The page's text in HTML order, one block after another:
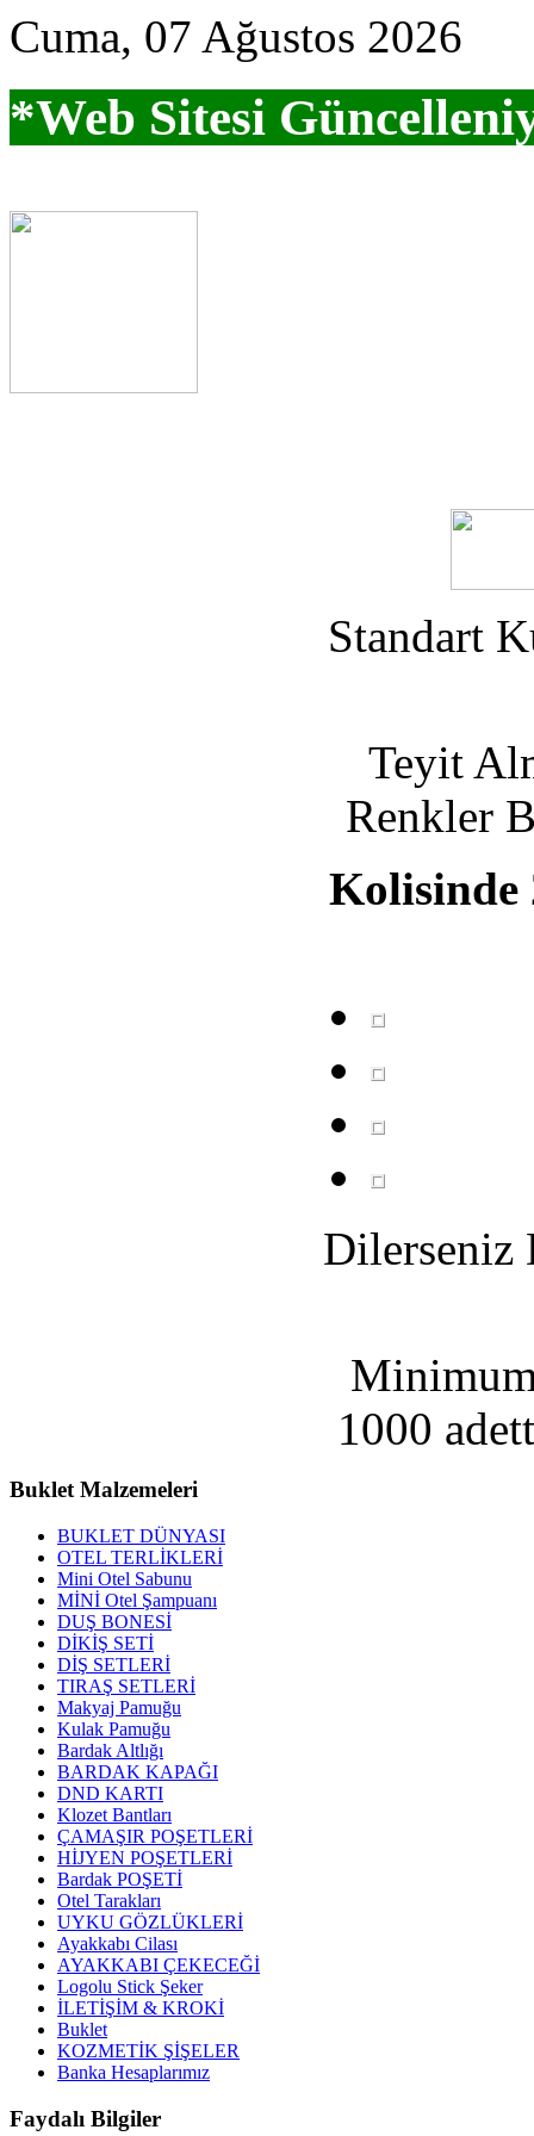
Cuma, 07 Ağustos 2026
*Web Sitesi
Standart
Teyit
Renkler
Kolisinde
Dilerseniz
1000
BukletMalzemeleri
BUKLET DÜNYASI
OTEL TERLİKLERİ
Mini Otel Sabunu
MİNİ Otel Şampuanı
DUŞ BONESİ
DİKİŞ SETİ
DİŞ SETLERİ
TIRAŞ SETLERİ
Makyaj Pamuğu
Kulak Pamuğu
Bardak Altlığı
BARDAK KAPAĞI
DND KARTI
Klozet Bantları
ÇAMAŞIR POŞETLERİ
HİJYEN POŞETLERİ
Bardak POŞETİ
Otel Tarakları
UYKU GÖZLÜKLERİ
Ayakkabı Cilası
AYAKKABI ÇEKECEĞİ
Logolu Stick Şeker
İLETİŞİM & KROKİ
Buklet
KOZMETİK ŞİŞELER
Banka Hesaplarımız
Faydalı Bilgiler